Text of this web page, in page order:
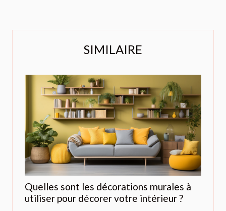
SIMILAIRE
Quelles sont les décorations murales à
utiliser pour décorer votre intérieur ?